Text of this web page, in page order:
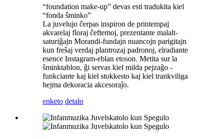
“foundation make-up” devas esti tradukita kiel
“fonda ŝminko”
La juvelujo ĉerpas inspiron de printempaj
akvarelaj floraj ĉeftemoj, prezentante malalt-
saturiĝajn Morandi-fundajn nuancojn parigitajn
kun freŝaj verdaj plantrozaj padronoj, elradiante
esence Instagram-eblan etoson. Metita sur la
ŝminktablon, ĝi servas kiel milda pejzaĝo -
funkciante kaj kiel stokkesto kaj kiel trankviliga
hejma dekoracia akcesoraĵo.
enketo detalo